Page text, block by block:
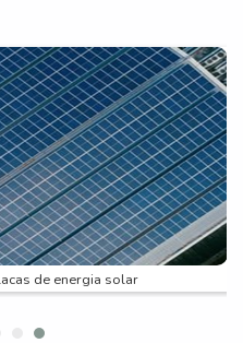
de energia solar